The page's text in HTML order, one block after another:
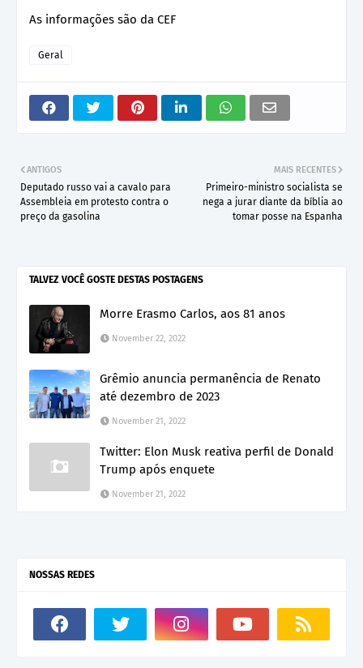
As informações são da CEF
Geral
MAIS RECENTES
Primeiro-ministro socialista se
nega a jurar diante da bíblia ao
tomar posse na Espanha
ANTIGOS
Deputado russo vai a cavalo para
Assembleia em protesto contra o
preço da gasolina
TALVEZ VOCÊ GOSTE DESTAS POSTAGENS
Morre Erasmo Carlos, aos 81 anos
November 22, 2022
Grêmio anuncia permanência de Renato
até dezembro de 2023
November 21, 2022
Twitter: Elon Musk reativa perfil de Donald
Trump após enquete
November 21, 2022
NOSSAS REDES